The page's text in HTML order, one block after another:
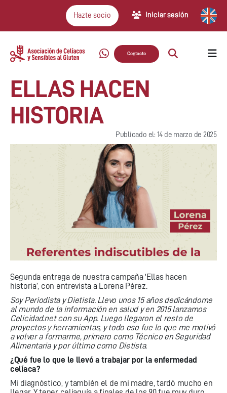
Hazte socio Iniciar sesión
Contacto
ELLAS HACEN
HISTORIA
Publicado el: 14 de marzo de 2025
Segunda entrega de nuestra campaña ‘Ellas hacen
historia’, con entrevista a Lorena Pérez.
Soy Periodista y Dietista. Llevo unos 15 años dedicándome
al mundo de la información en salud y en 2015 lanzamos
Celicidad.net con su App. Luego llegaron el resto de
proyectos y herramientas, y todo eso fue lo que me motivó
a volver a formarme, primero como Técnico en Seguridad
Alimentaria y por último como Dietista.
¿Qué fue lo que le llevó a trabajar por la enfermedad
celíaca?
Mi diagnóstico, y también el de mi madre, tardó mucho en